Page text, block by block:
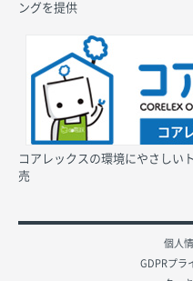
ングを提供
コアレックスの環境にやさしい
売
個人
GDPRプラ